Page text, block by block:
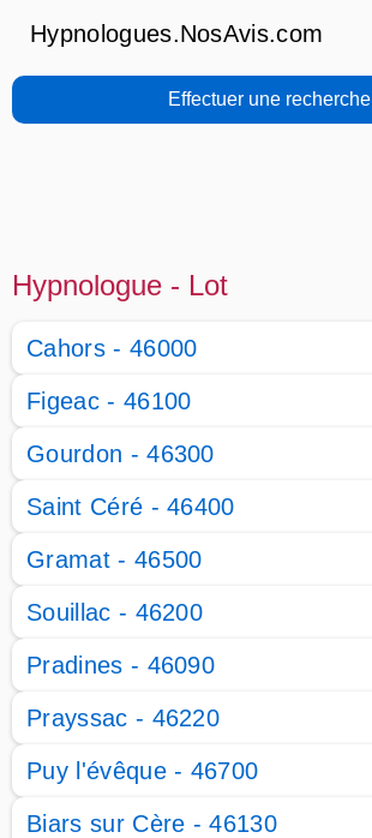
Hypnologues.NosAvis.com
Effectuer une recherche
Hypnologue - Lot
Cahors - 46000
Figeac - 46100
Gourdon - 46300
Saint Céré - 46400
Gramat - 46500
Souillac - 46200
Pradines - 46090
Prayssac - 46220
Puy l'évêque - 46700
Biars sur Cère - 46130